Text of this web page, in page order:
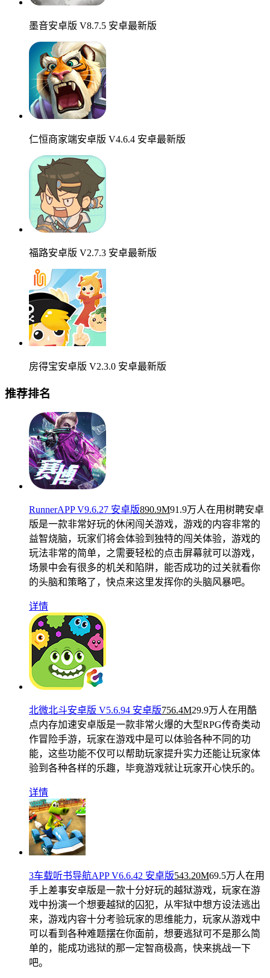
墨音安卓版 V8.7.5 安卓最新版
仁恒商家端安卓版 V4.6.4 安卓最新版
福路安卓版 V2.7.3 安卓最新版
房得宝安卓版 V2.3.0 安卓最新版
推荐排名
RunnerAPP V9.6.27 安卓版890.9M91.9万人在用树聘安卓
版是一款非常好玩的休闲闯关游戏，游戏的内容非常的
益智烧脑，玩家们将会体验到独特的闯关体验，游戏的
玩法非常的简单，之需要轻松的点击屏幕就可以游戏，
场景中会有很多的机关和陷阱，能否成功的过关就看你
的头脑和策略了，快点来这里发挥你的头脑风暴吧。
详情
北微北斗安卓版 V5.6.94 安卓版756.4M29.9万人在用 酷
点内存加速安卓版是一款非常火爆的大型RPG传奇类动
作冒险手游，玩家在游戏中是可以体验各种不同的功
能，这些功能不仅可以帮助玩家提升实力还能让玩家体
验到各种各样的乐趣，毕竟游戏就让玩家开心快乐的。
详情
3车载听书导航APP V6.6.42 安卓版543.20M69.5万人在用
手上差事安卓版是一款十分好玩的越狱游戏，玩家在游
戏中扮演一个想要越狱的囚犯，从牢狱中想方设法逃出
来，游戏内容十分考验玩家的思维能力，玩家从游戏中
可以看到各种难题摆在你面前，想要逃狱可不是那么简
单的，能成功逃狱的那一定智商极高，快来挑战一下
吧。